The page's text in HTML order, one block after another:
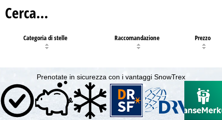
Cerca…
Categoria di stelle Raccomandazione Prezzo
Prenotate in sicurezza con i vantaggi SnowTrex